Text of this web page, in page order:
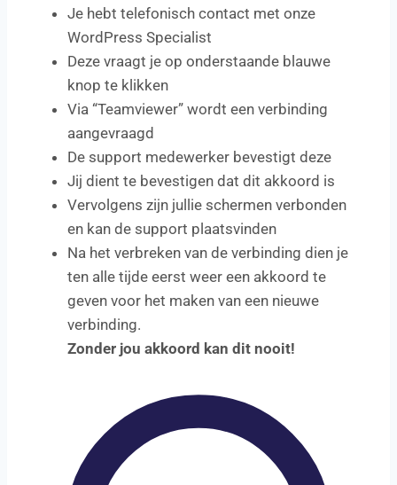
Je hebt telefonisch contact met onze
WordPress Specialist
Deze vraagt je op onderstaande blauwe
knop te klikken
Via “Teamviewer” wordt een verbinding
aangevraagd
De support medewerker bevestigt deze
Jij dient te bevestigen dat dit akkoord is
Vervolgens zijn jullie schermen verbonden
en kan de support plaatsvinden
Na het verbreken van de verbinding dien je
ten alle tijde eerst weer een akkoord te
geven voor het maken van een nieuwe
verbinding.
Zonder jou akkoord kan dit nooit!